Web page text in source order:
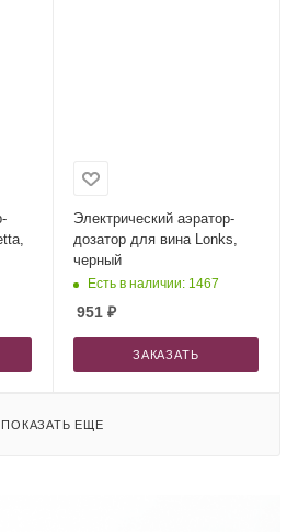
Электрический аэратор-
дозатор для вина Lonks,
черный
Есть в наличии: 1467
951₽
ЗАКАЗАТЬ
ПОКАЗАТЬ ЕЩЕ